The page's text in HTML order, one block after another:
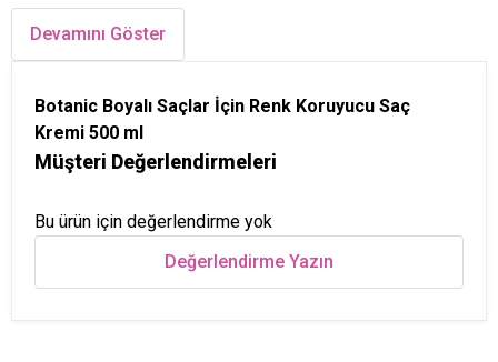
Devamını Göster
Botanic Boyalı Saçlar İçin Renk Koruyucu Saç
Kremi 500 ml
Müşteri Değerlendirmeleri
Bu ürün için değerlendirme yok
Değerlendirme Yazın